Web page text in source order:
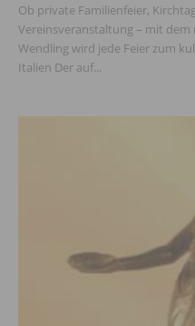
Ob private Familienfeier,
Vereinsveranstaltung – mit
Wendling wird jede Feier zum
Italien Der auf...